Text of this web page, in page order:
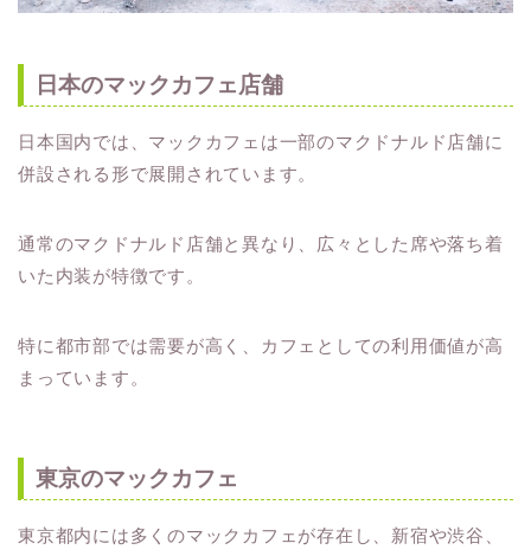
日本のマックカフェ店舗
日本国内では、マックカフェは一部のマクドナルド店舗に
併設される形で展開されています。
通常のマクドナルド店舗と異なり、広々とした席や落ち着
いた内装が特徴です。
特に都市部では需要が高く、カフェとしての利用価値が高
まっています。
東京のマックカフェ
東京都内には多くのマックカフェが存在し、新宿や渋谷、